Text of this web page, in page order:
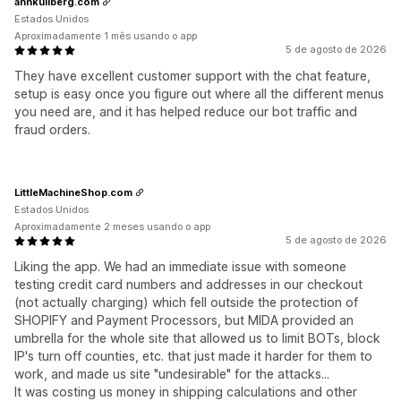
5 de agosto de 2026
They have excellent customer support with the chat feature,
setup is easy once you figure out where all the different menus
you need are, and it has helped reduce our bot traffic and
fraud orders.
Estados Unidos
Aproximadamente 1 mês usando o app
5 de agosto de 2026
Liking the app. We had an immediate issue with someone
testing credit card numbers and addresses in our checkout
(not actually charging) which fell outside the protection of
SHOPIFY and Payment Processors, but MIDA provided an
umbrella for the whole site that allowed us to limit BOTs, block
IP's turn off counties, etc. that just made it harder for them to
work, and made us site "undesirable" for the attacks...
It was costing us money in shipping calculations and other
LittleMachineShop.com
Estados Unidos
Aproximadamente 2 meses usando o app